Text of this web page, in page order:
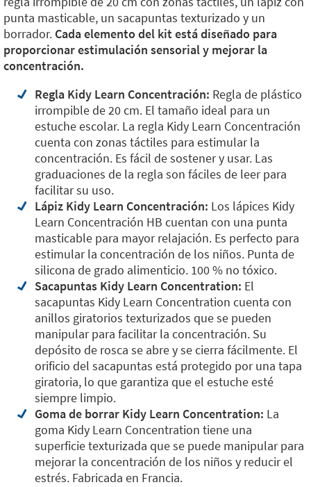
punta masticable, un sacapuntas texturizado y un
borrador. Cada elemento del kit está diseñado para
proporcionar estimulación sensorial y mejorar la
concentración.
Regla Kidy Learn Concentración: Regla de plástico
irrompible de 20 cm. El tamaño ideal para un
estuche escolar. La regla Kidy Learn Concentración
cuenta con zonas táctiles para estimular la
concentración. Es fácil de sostener y usar. Las
graduaciones de la regla son fáciles de leer para
facilitar su uso.
Lápiz Kidy Learn Concentración: Los lápices Kidy
Learn Concentración HB cuentan con una punta
masticable para mayor relajación. Es perfecto para
estimular la concentración de los niños. Punta de
silicona de grado alimenticio. 100 % no tóxico.
Sacapuntas Kidy Learn Concentration: El
sacapuntas Kidy Learn Concentration cuenta con
anillos giratorios texturizados que se pueden
manipular para facilitar la concentración. Su
depósito de rosca se abre y se cierra fácilmente. El
orificio del sacapuntas está protegido por una tapa
giratoria, lo que garantiza que el estuche esté
siempre limpio.
Goma de borrar Kidy Learn Concentration: La
goma Kidy Learn Concentration tiene una
superficie texturizada que se puede manipular para
mejorar la concentración de los niños y reducir el
estrés. Fabricada en Francia.